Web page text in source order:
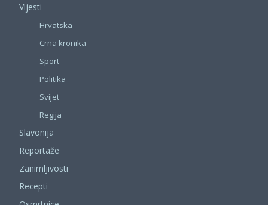
Vijesti
Hrvatska
Crna kronika
Sport
Politika
Svijet
Regija
Slavonija
Reportaže
Zanimljivosti
Recepti